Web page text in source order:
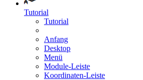
Tutorial
Tutorial
Anfang
Desktop
Menü
Module-Leiste
Koordinaten-Leiste